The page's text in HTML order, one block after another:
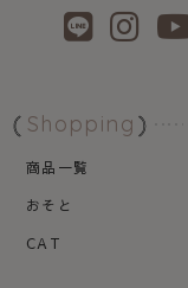
Shopping
商品一覧
おそと
CAT